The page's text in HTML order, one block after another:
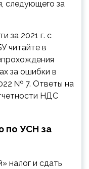
следующего за
за 2021 г. с
читайте в
за ошибки в
№ 7. Ответы на
НДС
по УСН за
налог и сдать